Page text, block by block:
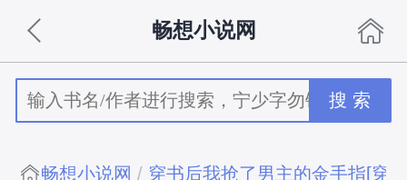
畅想小说网
搜 索
畅想小说网 穿书后我抢了男主的金手指[穿书